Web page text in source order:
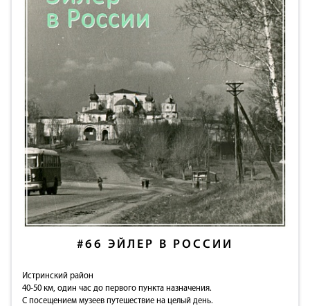
#66 ЭЙЛЕР В РОССИИ
Истринский район
40-50 км, один час до первого пункта назначения.
С посещением музеев путешествие на целый день.